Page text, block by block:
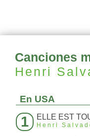
Canciones
Henri
En USA
1 Henri